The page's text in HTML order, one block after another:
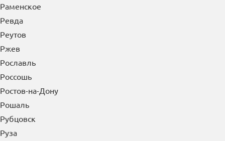
Раменское
Ревда
Реутов
Ржев
Рославль
Россошь
Ростов-на-Дону
Рошаль
Рубцовск
Руза